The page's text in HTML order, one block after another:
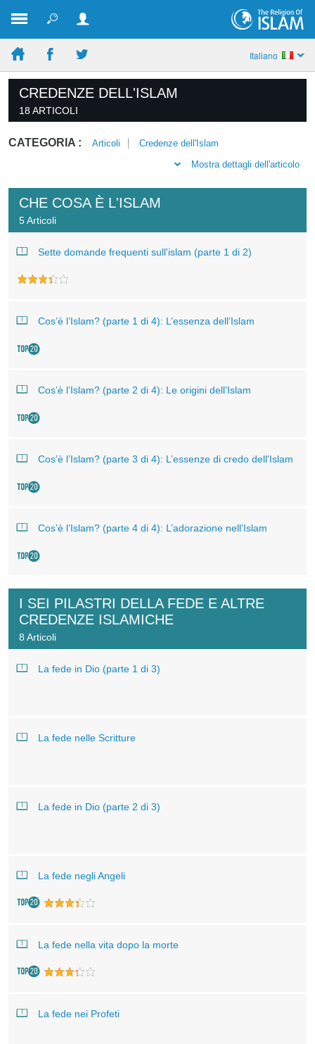
Italiano
CREDENZE DELL'ISLAM
18 ARTICOLI
CATEGORIA : Articoli
Credenze dell'Islam
Mostra dettagli dell'articolo
CHE COSA È L'ISLAM
5 Articoli
Sette domande frequenti sull'islam (parte 1 di 2)
Cos’è l’Islam? (parte 1 di 4): L’essenza dell’Islam
Cos’è l’Islam? (parte 2 di 4): Le origini dell’Islam
Cos’è l’Islam? (parte 3 di 4): L’essenze di credo dell'Islam
Cos’è l’Islam? (parte 4 di 4): L’adorazione nell’Islam
I SEI PILASTRI DELLA FEDE E ALTRE
CREDENZE ISLAMICHE
8 Articoli
La fede in Dio (parte 1 di 3)
La fede nelle Scritture
La fede in Dio (parte 2 di 3)
La fede negli Angeli
La fede nella vita dopo la morte
La fede nei Profeti